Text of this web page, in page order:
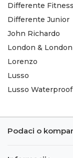
Differente Fitness
Differente Junior
John Richardo
London & London
Lorenzo
Lusso
Lusso Waterproof
Podaci o